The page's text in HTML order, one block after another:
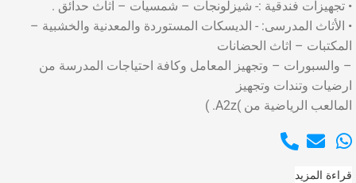
• تجهيزات فندقية :- شيزلونجات – شمسيات – اثاث حدائق .
• الأثاث المدرسى: - الديسكات المستوردة والمعدنية والخشبية –
المكتبات – اثاث الحضانات
– والسبورات – وتجهيز المعامل وكافة احتياجات المدرسة من
ارضيات وتندات وتجهيز
المالعب الرياضية من )A2z. )
قراءة المزيد